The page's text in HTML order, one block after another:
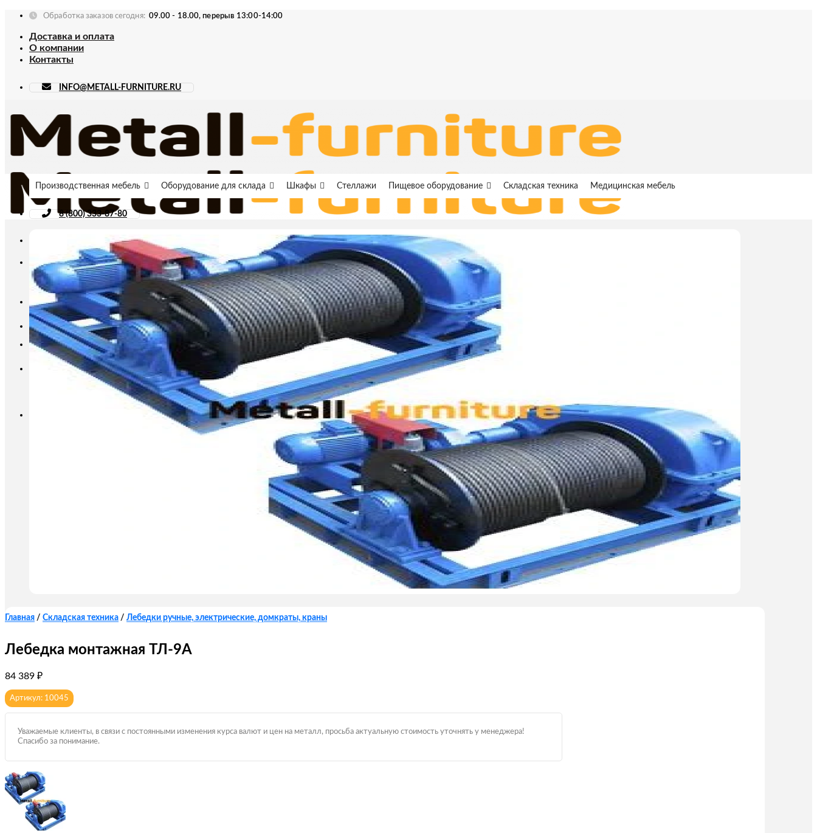
Skip
content
Обработка заказов сегодня: 09.00 - 18.00, перерыв 13:00-14:00
Доставка и оплата
О компании
Контакты
INFO@METALL-FURNITURE.RU
Искать:
INFO@METALL-FURNITURE.RU
8 (800) 333-87-80
Производственная мебель Оборудование для склада Шкафы Стеллажи Пищевое оборудование Складская техника Медицинская мебель
8 (800) 333-87-80
Главная / Складская техника / Лебедки ручные, электрические, домкраты, краны
Лебедка монтажная ТЛ-9А
84 389 ₽
Артикул: 10045
Уважаемые клиенты, в связи с постоянными изменения курса валют и цен на металл, просьба актуальную стоимость уточнять у менеджера!
Спасибо за понимание.